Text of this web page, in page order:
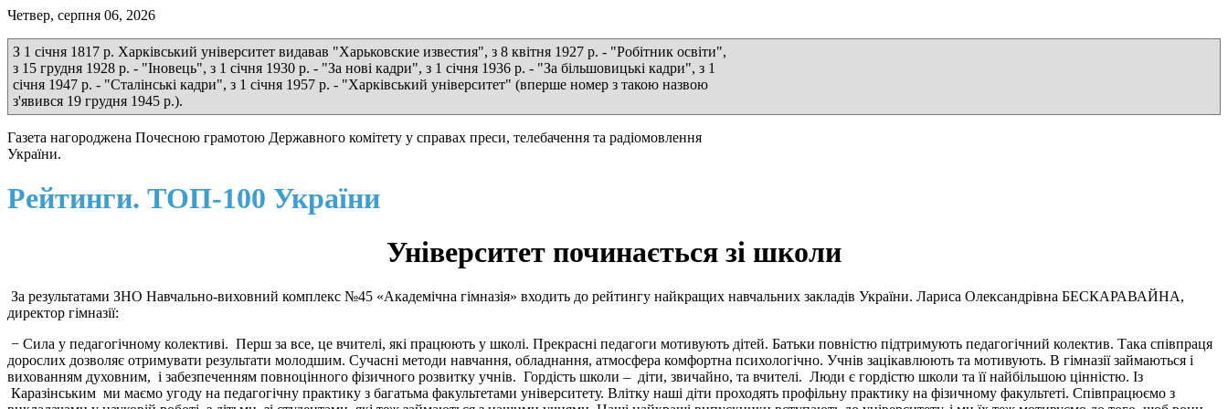
Четвер, серпня 06, 2026
З 1 січня 1817 р. Харківський університет видавав "Харьковские известия", з 8 квітня 1927 р. - "Робітник освіти",
з 15 грудня 1928 р. - "Іновець", з 1 січня 1930 р. - "За нові кадри", з 1 січня 1936 р. - "За більшовицькі кадри", з 1
січня 1947 р. - "Сталінські кадри", з 1 січня 1957 р. - "Харківський університет" (вперше номер з такою назвою
з'явився 19 грудня 1945 р.).
Газета нагороджена Почесною грамотою Державного комітету у справах преси, телебачення та радіомовлення
України.
Рейтинги. ТОП-100 України
Університет починається зі школи
За результатами ЗНО Навчально-виховний комплекс №45 «Академічна гімназія» входить до рейтингу найкращих навчальних закладів України. Лариса Олександрівна БЕСКАРАВАЙНА,
директор гімназії:
− Сила у педагогічному колективі. Перш за все, це вчителі, які працюють у школі. Прекрасні педагоги мотивують дітей. Батьки повністю підтримують педагогічний колектив. Така співпраця
дорослих дозволяє отримувати результати молодшим. Сучасні методи навчання, обладнання, атмосфера комфортна психологічно. Учнів зацікавлюють та мотивують. В гімназії займаються і
вихованням духовним, і забезпеченням повноцінного фізичного розвитку учнів. Гордість школи – діти, звичайно, та вчителі. Люди є гордістю школи та її найбільшою цінністю. Із
Каразінським ми маємо угоду на педагогічну практику з багатьма факультетами університету. Влітку наші діти проходять профільну практику на фізичному факультеті. Співпрацюємо з